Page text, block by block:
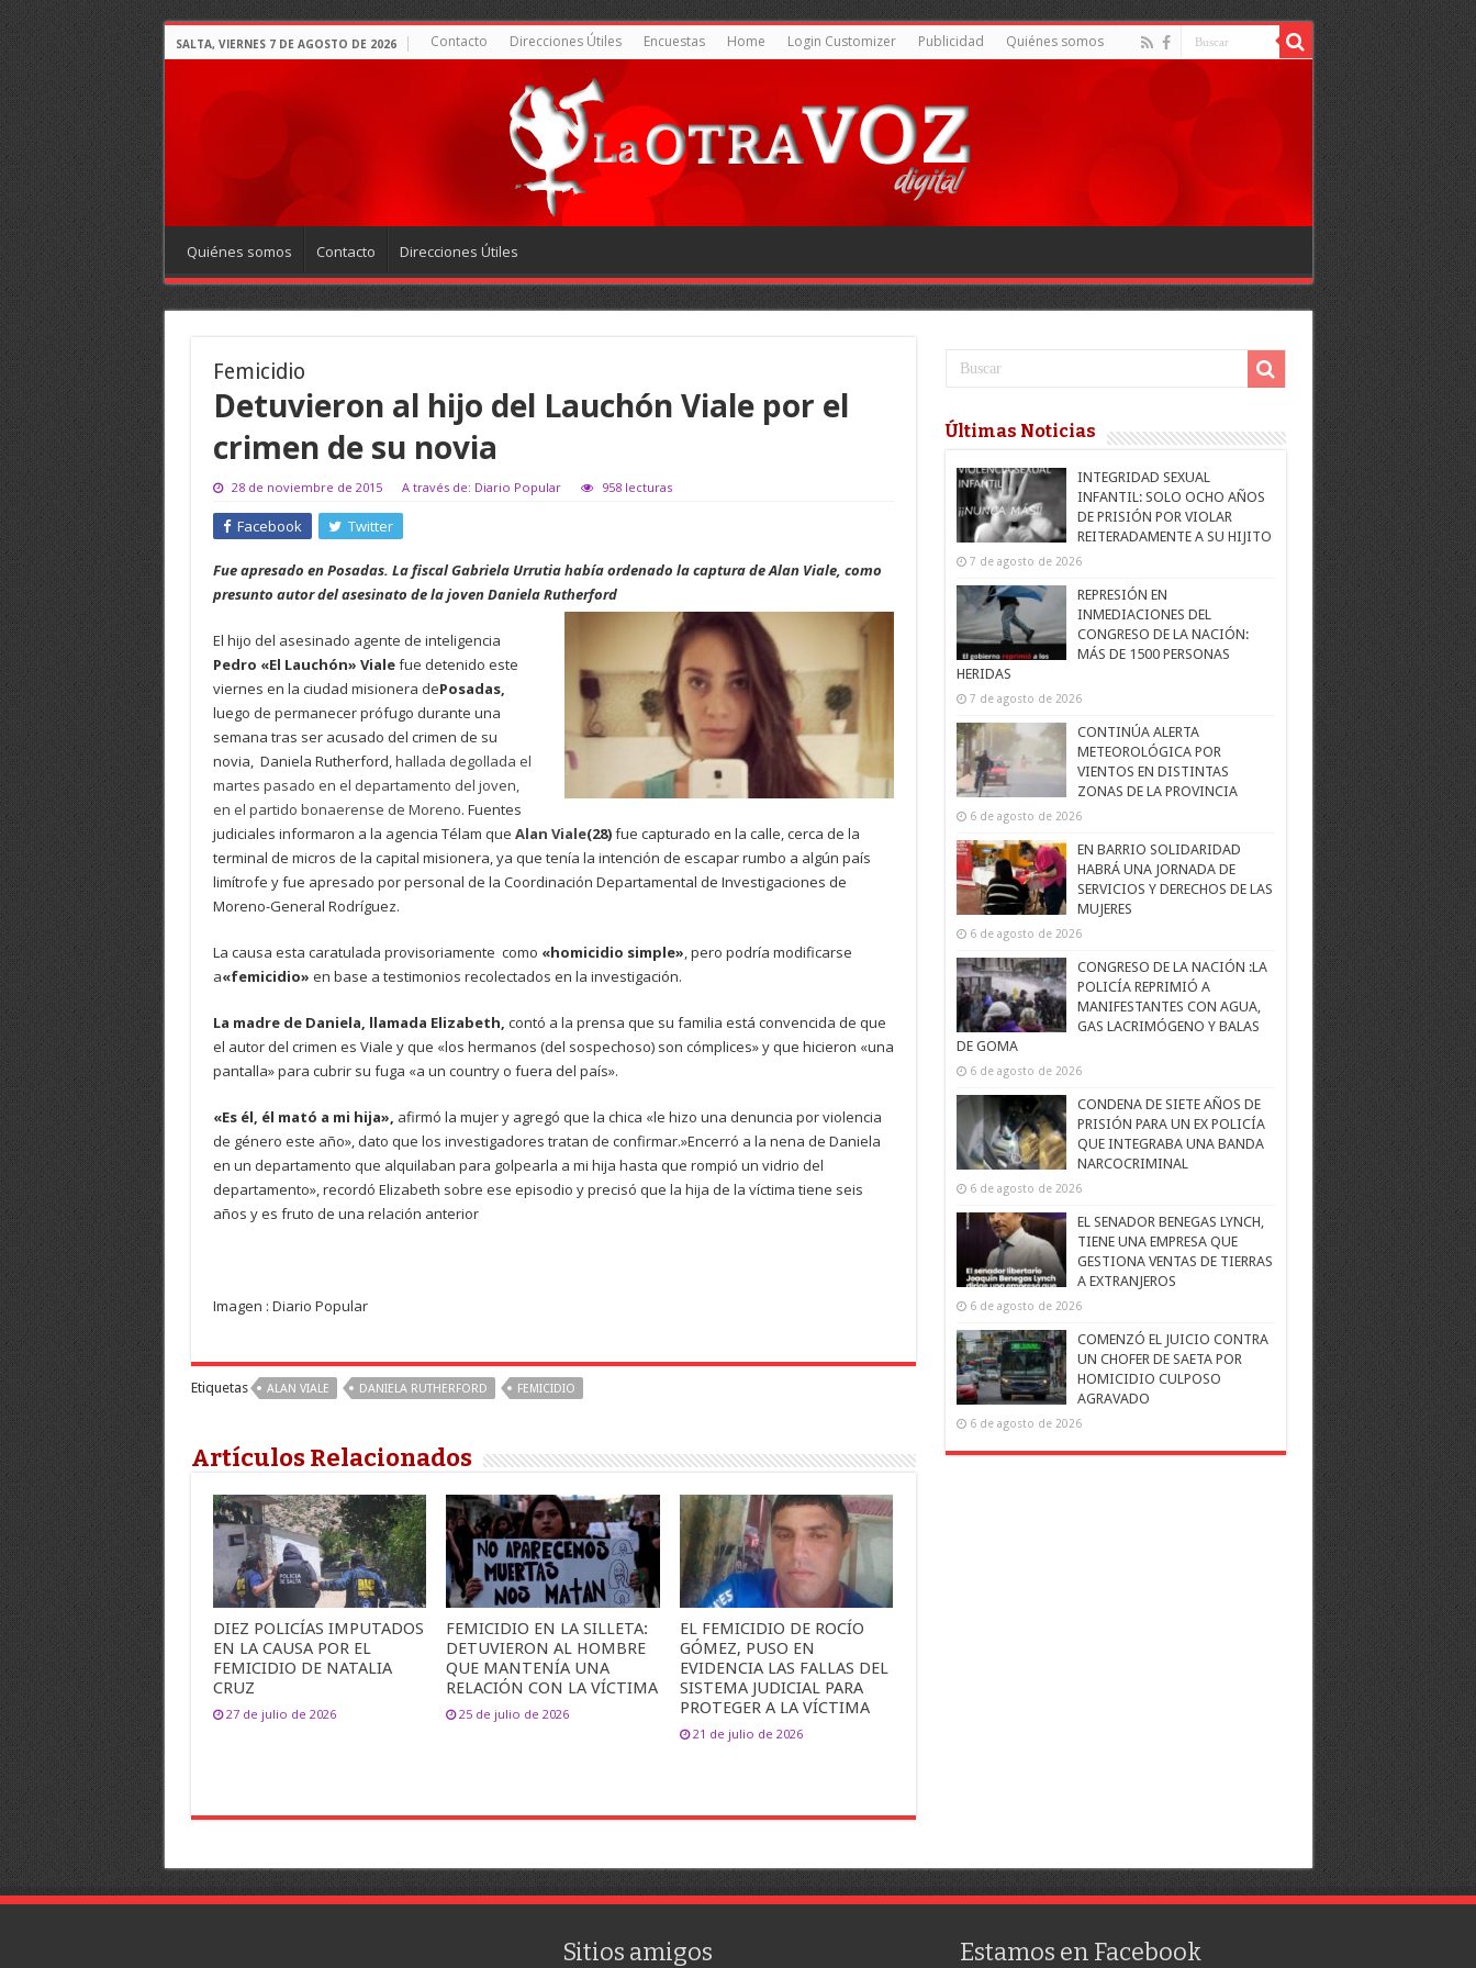
SALTA, VIERNES 7 DE AGOSTO DE 2026 Contacto Direcciones Útiles Encuestas Home Login Customizer Publicidad Quiénes somos
Quiénes somos Contacto Direcciones Útiles
Femicidio
Detuvieron al hijo del Lauchón Viale por el
crimen de su novia
28 de noviembre de 2015 A través de: Diario Popular 958 lecturas
Facebook Twitter
Fue apresado en Posadas. La fiscal Gabriela Urrutia había ordenado la captura de Alan Viale, como
presunto autor del asesinato de la joven Daniela Rutherford
El hijo del asesinado agente de inteligencia
Pedro «El Lauchón» Vialefue detenido este
viernes en la ciudad misionera dePosadas,
luego de permanecer prófugo durante una
semana tras ser acusado del crimen de su
novia, Daniela Rutherford,hallada degollada el
martes pasado en el departamento del joven,
en el partido bonaerense de Moreno. Fuentes
judiciales informaron a la agencia Télam que Alan Viale(28)fue capturado en la calle, cerca de la
terminal de micros de la capital misionera, ya que tenía la intención de escapar rumbo a algún país
limítrofe y fue apresado por personal de la Coordinación Departamental de Investigaciones de
Moreno-General Rodríguez.
La causa esta caratulada provisoriamente como «homicidio simple», pero podría modificarse
a«femicidio» en base a testimonios recolectados en la investigación.
La madre de Daniela, llamada Elizabeth, contó a la prensa que su familia está convencida de que
el autor del crimen es Viale y que «los hermanos (del sospechoso) son cómplices» y que hicieron «una
pantalla» para cubrir su fuga «a un country o fuera del país».
«Es él, él mató a mi hija», afirmó la mujer y agregó que la chica «le hizo una denuncia por violencia
de género este año», dato que los investigadores tratan de confirmar.»Encerró a la nena de Daniela
en un departamento que alquilaban para golpearla a mi hija hasta que rompió un vidrio del
departamento», recordó Elizabeth sobre ese episodio y precisó que la hija de la víctima tiene seis
años y es fruto de una relación anterior
Imagen : Diario Popular
Etiquetas ALAN VIALE DANIELA RUTHERFORD FEMICIDIO
Artículos Relacionados
DIEZ POLICÍAS IMPUTADOS
EN LA CAUSA POR EL
FEMICIDIO DE NATALIA
CRUZ
27 de julio de 2026
FEMICIDIO EN LA SILLETA:
DETUVIERON AL HOMBRE
QUE MANTENÍA UNA
RELACIÓN CON LA VÍCTIMA
25 de julio de 2026
EL FEMICIDIO DE ROCÍO
GÓMEZ, PUSO EN
EVIDENCIA LAS FALLAS DEL
SISTEMA JUDICIAL PARA
PROTEGER A LA VÍCTIMA
21 de julio de 2026
Últimas Noticias
INTEGRIDAD SEXUAL
INFANTIL: SOLO OCHO AÑOS
DE PRISIÓN POR VIOLAR
REITERADAMENTE A SU HIJITO
7 de agosto de 2026
REPRESIÓN EN
INMEDIACIONES DEL
CONGRESO DE LA NACIÓN:
MÁS DE 1500 PERSONAS
HERIDAS
7 de agosto de 2026
CONTINÚA ALERTA
METEOROLÓGICA POR
VIENTOS EN DISTINTAS
ZONAS DE LA PROVINCIA
6 de agosto de 2026
EN BARRIO SOLIDARIDAD
HABRÁ UNA JORNADA DE
SERVICIOS Y DERECHOS DE LAS
MUJERES
6 de agosto de 2026
CONGRESO DE LA NACIÓN :LA
POLICÍA REPRIMIÓ A
MANIFESTANTES CON AGUA,
GAS LACRIMÓGENO Y BALAS
DE GOMA
6 de agosto de 2026
CONDENA DE SIETE AÑOS DE
PRISIÓN PARA UN EX POLICÍA
QUE INTEGRABA UNA BANDA
NARCOCRIMINAL
6 de agosto de 2026
EL SENADOR BENEGAS LYNCH,
TIENE UNA EMPRESA QUE
GESTIONA VENTAS DE TIERRAS
A EXTRANJEROS
6 de agosto de 2026
COMENZÓ EL JUICIO CONTRA
UN CHOFER DE SAETA POR
HOMICIDIO CULPOSO
AGRAVADO
6 de agosto de 2026
Sitios amigos Estamos en Facebook